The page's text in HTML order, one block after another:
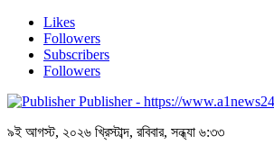
Likes
Followers
Subscribers
Followers
Publisher - https://
৯ই আগস্ট, ২০২৬ খ্রিস্টাব্দ, রবিবার, সন্ধ্যা ৬:৩৩